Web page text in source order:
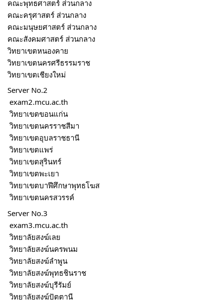
คณะพุทธศาสตร์ ส่วนกลาง
คณะครุศาสตร์ ส่วนกลาง
คณะมนุษยศาสตร์ ส่วนกลาง
คณะสังคมศาสตร์ ส่วนกลาง
วิทยาเขตหนองคาย
วิทยาเขตนครศรีธรรมราช
วิทยาเขตเชียงใหม่
Server No.2
exam2.mcu.ac.th
วิทยาเขตขอนแก่น
วิทยาเขตนครราชสีมา
วิทยาเขตอุบลราชธานี
วิทยาเขตแพร่
วิทยาเขตสุรินทร์
วิทยาเขตพะเยา
วิทยาเขตบาฬีศึกษาพุทธโฆส
วิทยาเขตนครสวรรค์
Server No.3
exam3.mcu.ac.th
วิทยาลัยสงฆ์เลย
วิทยาลัยสงฆ์นครพนม
วิทยาลัยสงฆ์ลำพูน
วิทยาลัยสงฆ์พุทธชินราช
วิทยาลัยสงฆ์บุรีรัมย์
วิทยาลัยสงฆ์ปัตตานี